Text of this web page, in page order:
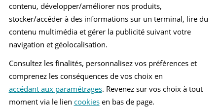
Recherche d'un véhicule
Comparer deux véhicules
Recherche
contenu, développer/améliorer nos produits,
stocker/accéder à des informations sur un terminal, lire du
contenu multimédia et gérer la publicité suivant votre
navigation et géolocalisation.
Consultez les finalités, personnalisez vos préférences et
comprenez les conséquences de vos choix en
accédant aux paramétrages. Revenez sur vos choix à tout
moment via le lien cookiesen bas de page.